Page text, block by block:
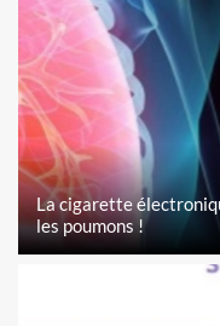
La cigarette
les poumons !